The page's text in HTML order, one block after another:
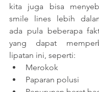
kita juga bisa
smile lines lebih
ada pula beberapa
yang dapat
lipatan ini, seperti:
Merokok
Paparan polusi